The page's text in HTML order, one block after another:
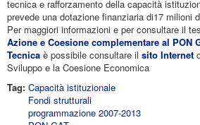
tecnica e rafforzamento della capacità
prevede una dotazione finanziaria di17 milioni
Per maggiori informazioni e per consultare il
Azione e Coesione complementare al PON
Tecnica è possibile consultare il sito Internet
Sviluppo e la Coesione Economica
Tag: Capacità istituzionale
Fondi strutturali
programmazione 2007-2013